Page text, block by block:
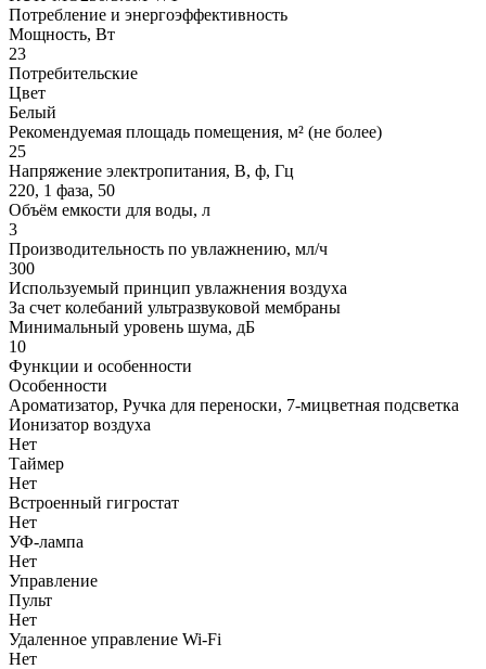
Потребление и энергоэффективность
Мощность, Вт
23
Потребительские
Цвет
Белый
Рекомендуемая площадь помещения, м² (не более)
25
Напряжение электропитания, В, ф, Гц
220, 1 фаза, 50
Объём емкости для воды, л
3
Производительность по увлажнению, мл/ч
300
Используемый принцип увлажнения воздуха
За счет колебаний ультразвуковой мембраны
Минимальный уровень шума, дБ
10
Функции и особенности
Особенности
Ароматизатор, Ручка для переноски, 7-мицветная подсветка
Ионизатор воздуха
Нет
Таймер
Нет
Встроенный гигростат
Нет
УФ-лампа
Нет
Управление
Пульт
Нет
Удаленное управление Wi-Fi
Нет